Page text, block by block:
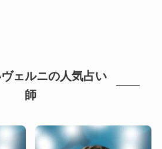
ェルニの人気占い
師